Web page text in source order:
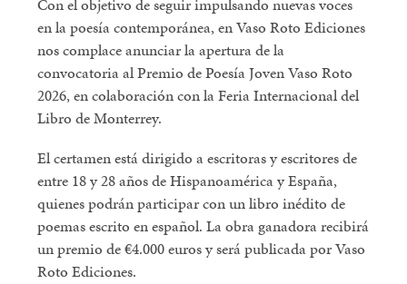
Con el objetivo de seguir impulsando nuevas voces
en la poesía contemporánea, en Vaso Roto Ediciones
nos complace anunciar la apertura de la
convocatoria al Premio de Poesía Joven Vaso Roto
2026, en colaboración con la Feria Internacional del
Libro de Monterrey.
El certamen está dirigido a escritoras y escritores de
entre 18 y 28 años de Hispanoamérica y España,
quienes podrán participar con un libro inédito de
poemas escrito en español. La obra ganadora recibirá
un premio de €4.000 euros y será publicada por Vaso
Roto Ediciones.